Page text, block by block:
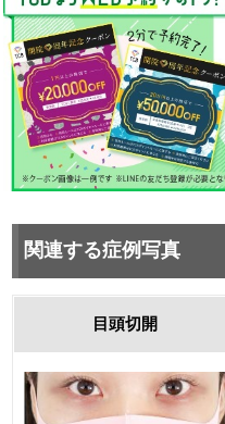
関連する症例写真
目頭切開